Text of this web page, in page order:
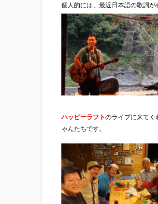
個人的には、最近日本語の歌詞が
ハッピーラフトのライブに来てく
ゃんたちです。